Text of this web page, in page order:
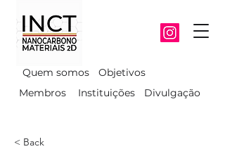
Membros
Quem somos
Instituições
Objetivos
Divulgação
< Back